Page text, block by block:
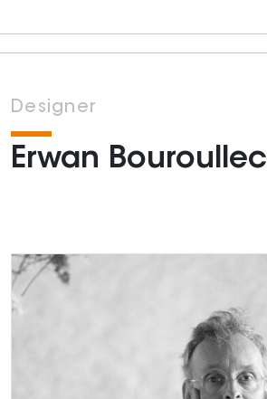
Designer
Erwan Bouroullec